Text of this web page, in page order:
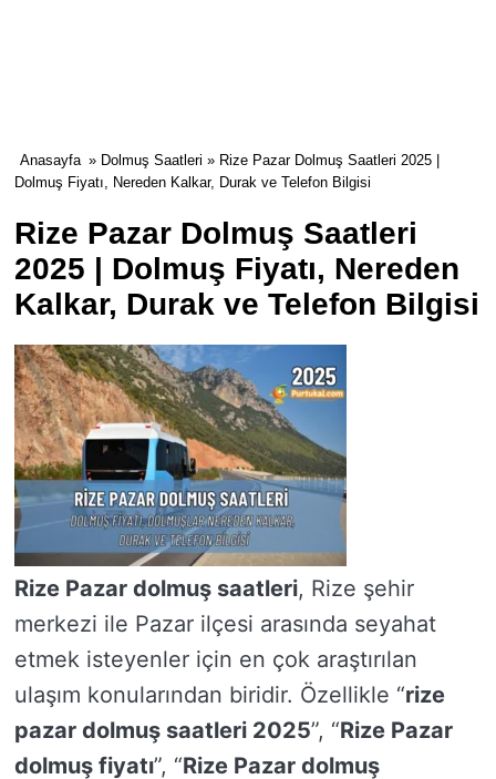
Anasayfa » Dolmuş Saatleri » Rize Pazar Dolmuş Saatleri 2025 |
Dolmuş Fiyatı, Nereden Kalkar, Durak ve Telefon Bilgisi
Rize Pazar Dolmuş Saatleri
2025 | Dolmuş Fiyatı, Nereden
Kalkar, Durak ve Telefon Bilgisi
Rize Pazar dolmuş saatleri, Rize şehir
merkezi ile Pazar ilçesi arasında seyahat
etmek isteyenler için en çok araştırılan
ulaşım konularından biridir. Özellikle “rize
pazar dolmuş saatleri 2025”, “Rize Pazar
dolmuş fiyatı”, “Rize Pazar dolmuş